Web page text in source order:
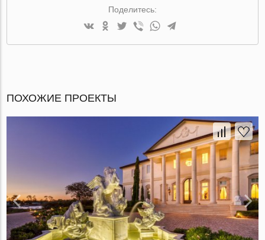
Поделитесь:
ПОХОЖИЕ ПРОЕКТЫ